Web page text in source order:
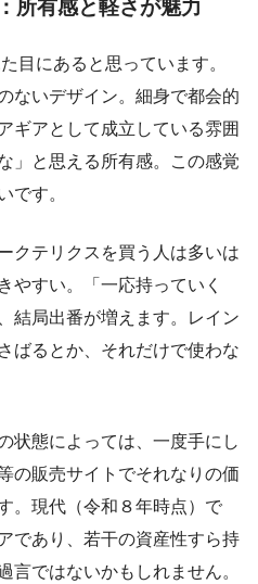
所有感と軽さが魅力
目にあると思っています。
ないデザイン。細身で都会的
ギアとして成立している雰囲
」と思える所有感。この感覚
です。
クテリクスを買う人は多いは
やすい。「一応持っていく
結局出番が増えます。レイン
ばるとか、それだけで使わな
状態によっては、一度手にし
の販売サイトでそれなりの価
。現代（令和８年時点）で
であり、若干の資産性すら持
言ではないかもしれません。